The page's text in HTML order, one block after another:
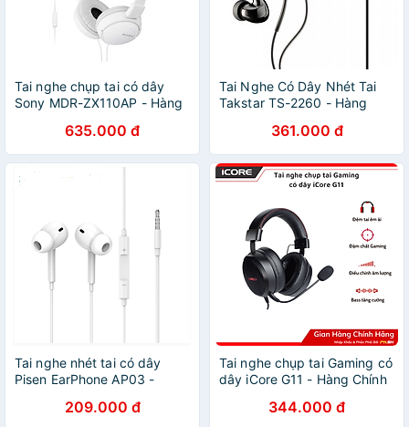
Tai nghe chụp tai có dây
Sony MDR-ZX110AP - Hàng
635.000 đ
Tai Nghe Có Dây Nhét Tai
Takstar TS-2260 - Hàng
361.000 đ
Tai nghe nhét tai có dây
Pisen EarPhone AP03 -
209.000 đ
Tai nghe chụp tai Gaming có
dây iCore G11 - Hàng Chính
344.000 đ